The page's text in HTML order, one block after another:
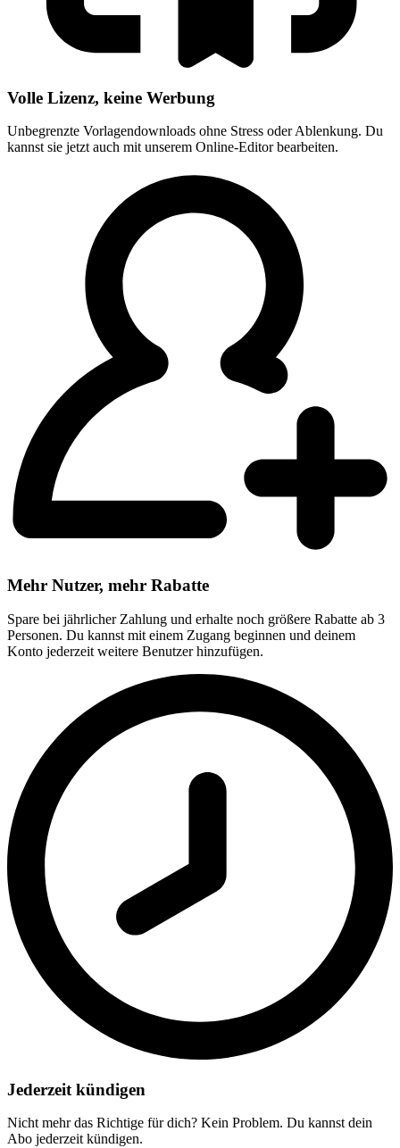
Volle Lizenz, keine Werbung
Unbegrenzte Vorlagendownloads ohne Stress oder Ablenkung. Du
kannst sie jetzt auch mit unserem Online-Editor bearbeiten.
Mehr Nutzer, mehr Rabatte
Spare bei jährlicher Zahlung und erhalte noch größere Rabatte ab 3
Personen. Du kannst mit einem Zugang beginnen und deinem
Konto jederzeit weitere Benutzer hinzufügen.
Jederzeit kündigen
Nicht mehr das Richtige für dich? Kein Problem. Du kannst dein
Abo jederzeit kündigen.